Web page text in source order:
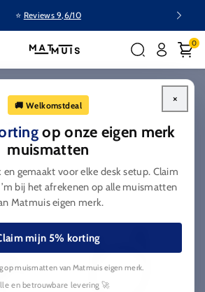
⭐ Reviews 9,6/10
0
×
🚚 Welkomstdeal
op onze eigen merk
muismatten
gemaakt voor elke desk setup. Claim
bij het afrekenen op alle muismatten
Matmuis eigen merk.
mijn 5% korting
op muismatten van Matmuis eigen merk.
en betrouwbare levering 🚀